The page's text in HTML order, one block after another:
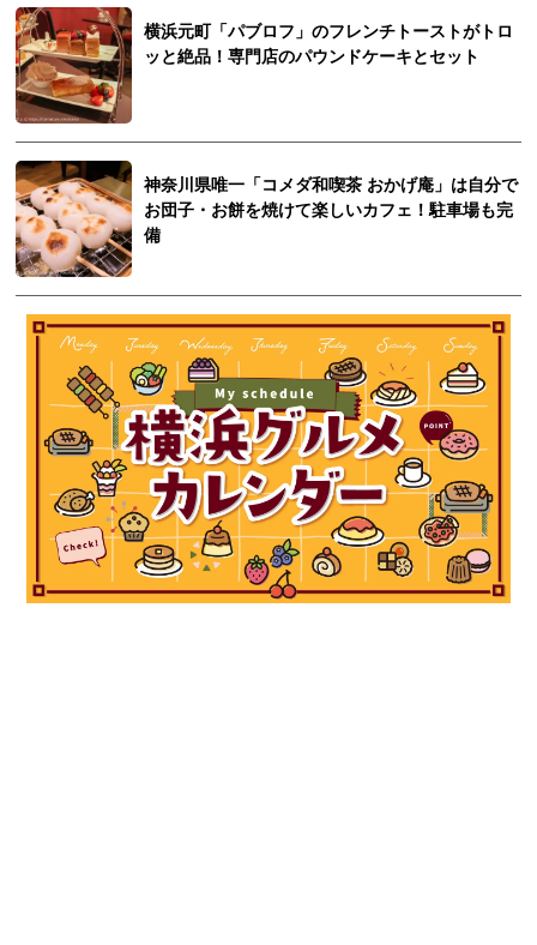
横浜元町「パブロフ」のフレンチトーストがトロ
ッと絶品！専門店のパウンドケーキとセット
神奈川県唯一「コメダ和喫茶 おかげ庵」は自分で
お団子・お餅を焼けて楽しいカフェ！駐車場も完
備